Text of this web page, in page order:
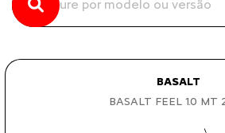
BASALT
BASALT FEEL 1.0 MT